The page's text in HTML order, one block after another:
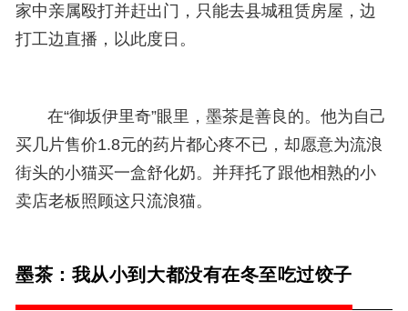
家中亲属殴打并赶出门，只能去县城租赁房屋，边
打工边直播，以此度日。
在“御坂伊里奇”眼里，墨茶是善良的。他为自己
买几片售价1.8元的药片都心疼不已，却愿意为流浪
街头的小猫买一盒舒化奶。并拜托了跟他相熟的小
卖店老板照顾这只流浪猫。
墨茶：我从小到大都没有在冬至吃过饺子